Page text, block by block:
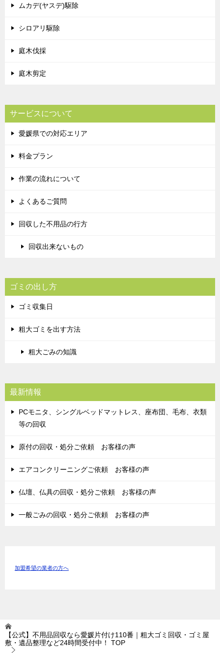
ムカデ(ヤスデ)駆除
シロアリ駆除
庭木伐採
庭木剪定
サービスについて
愛媛県での対応エリア
料金プラン
作業の流れについて
よくあるご質問
回収した不用品の行方
回収出来ないもの
ゴミの出し方
ゴミ収集日
粗大ゴミを出す方法
粗大ごみの知識
最新情報
PCモニタ、シングルベッドマットレス、座布団、毛布、衣類
等の回収
原付の回収・処分ご依頼 お客様の声
エアコンクリーニングご依頼 お客様の声
仏壇、仏具の回収・処分ご依頼 お客様の声
一般ごみの回収・処分ご依頼 お客様の声
加盟希望の業者の方へ
【公式】不用品回収なら愛媛片付け110番｜粗大ゴミ回収・ゴミ屋
敷・遺品整理など24時間受付中！
TOP